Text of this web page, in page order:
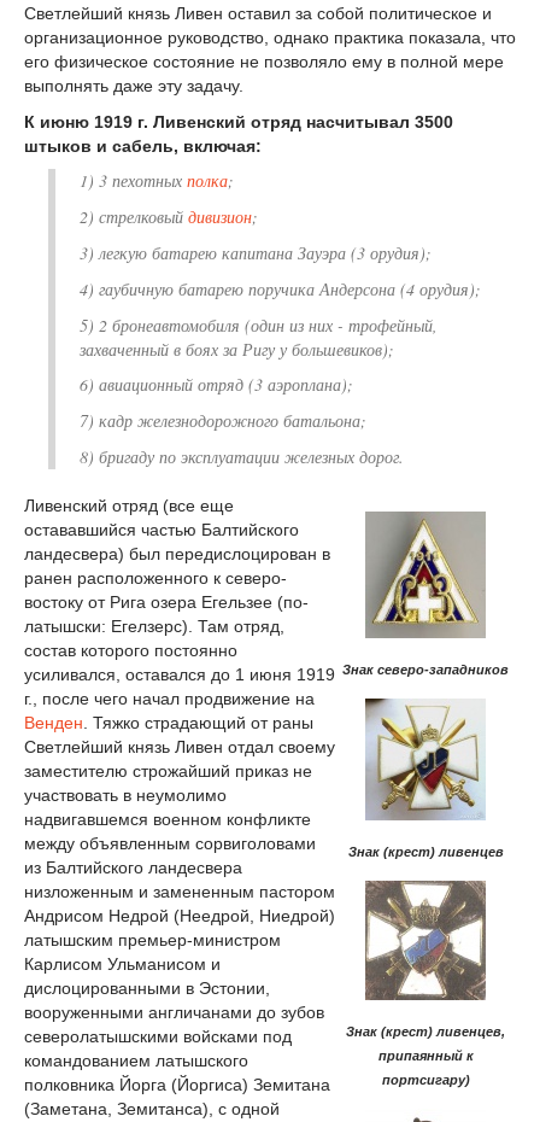
Светлейший князь Ливен оставил за собой политическое и
организационное руководство, однако практика показала, что
его физическое состояние не позволяло ему в полной мере
выполнять даже эту задачу.
К июню 1919 г. Ливенский отряд насчитывал 3500
штыков и сабель, включая:
1) 3 пехотных полка;
2) стрелковый дивизион;
3) легкую батарею капитана Зауэра (3 орудия);
4) гаубичную батарею поручика Андерсона (4 орудия);
5) 2 бронеавтомобиля (один из них - трофейный,
захваченный в боях за Ригу у большевиков);
6) авиационный отряд (3 аэроплана);
7) кадр железнодорожного батальона;
8) бригаду по эксплуатации железных дорог.
Знак северо-западников
Знак (крест) ливенцев
Знак (крест) ливенцев,
припаянный к
портсигару)
Ливенский отряд (все еще
остававшийся частью Балтийского
ландесвера) был передислоцирован в
ранен расположенного к северо-
востоку от Рига озера Егельзее (по-
латышски: Егелзерс). Там отряд,
состав которого постоянно
усиливался, оставался до 1 июня 1919
г., после чего начал продвижение на
Венден . Тяжко страдающий от раны
Светлейший князь Ливен отдал своему
заместителю строжайший приказ не
участвовать в неумолимо
надвигавшемся военном конфликте
между объявленным сорвиголовами
из Балтийского ландесвера
низложенным и замененным пастором
Андрисом Недрой (Неедрой, Ниедрой)
латышским премьер-министром
Карлисом Ульманисом и
дислоцированными в Эстонии,
вооруженными англичанами до зубов
северолатышскими войсками под
командованием латышского
полковника Йорга (Йоргиса) Земитана
(Заметана, Земитанса), с одной